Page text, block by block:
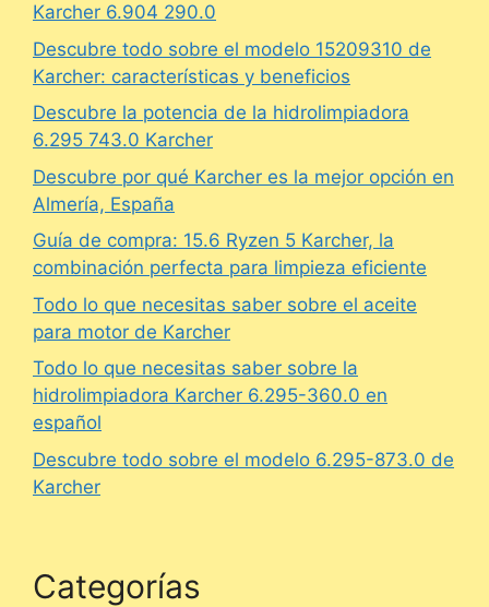
Karcher 6.904 290.0
Descubre todo sobre el modelo 15209310 de
Karcher: características y beneficios
Descubre la potencia de la hidrolimpiadora
6.295 743.0 Karcher
Descubre por qué Karcher es la mejor opción en
Almería, España
Guía de compra: 15.6 Ryzen 5 Karcher, la
combinación perfecta para limpieza eficiente
Todo lo que necesitas saber sobre el aceite
para motor de Karcher
Todo lo que necesitas saber sobre la
hidrolimpiadora Karcher 6.295-360.0 en
español
Descubre todo sobre el modelo 6.295-873.0 de
Karcher
Categorías